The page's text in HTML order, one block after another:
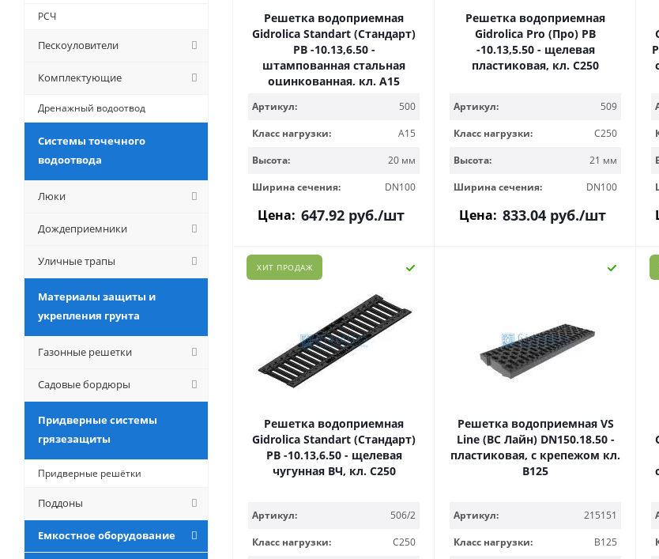
Решетка водоприемная
Gidrolica Standart (Стандарт)
РВ -10.13,6.50 -
штампованная стальная
оцинкованная, кл. А15
Артикул:
500
Класс нагрузки:
A15
Высота:
20 мм
Ширина сечения:
DN100
Цена: 647.92 руб./шт
Решетка водоприемная
Gidrolica Pro (Про) РВ
-10.13,5.50 - щелевая
пластиковая, кл. С250
Артикул:
509
Класс нагрузки:
C250
Высота:
21 мм
Ширина сечения:
DN100
Цена: 833.04 руб./шт
ХИТ ПРОДАЖ
Решетка водоприемная
Gidrolica Standart (Стандарт)
РВ -10.13,6.50 - щелевая
чугунная ВЧ, кл. С250
Артикул:
506/2
Класс нагрузки:
C250
Решетка водоприемная VS
Line (ВС Лайн) DN150.18.50 -
пластиковая, с крепежом кл.
B125
Артикул:
215151
Класс нагрузки:
B125
РСЧ
Пескоуловители
Комплектующие
Дренажный водоотвод
Системы точечного
водоотвода
Люки
Дождеприемники
Уличные трапы
Материалы защиты и
укрепления грунта
Газонные решетки
Садовые бордюры
Придверные системы
грязезащиты
Придверные решётки
Поддоны
Емкостное оборудование